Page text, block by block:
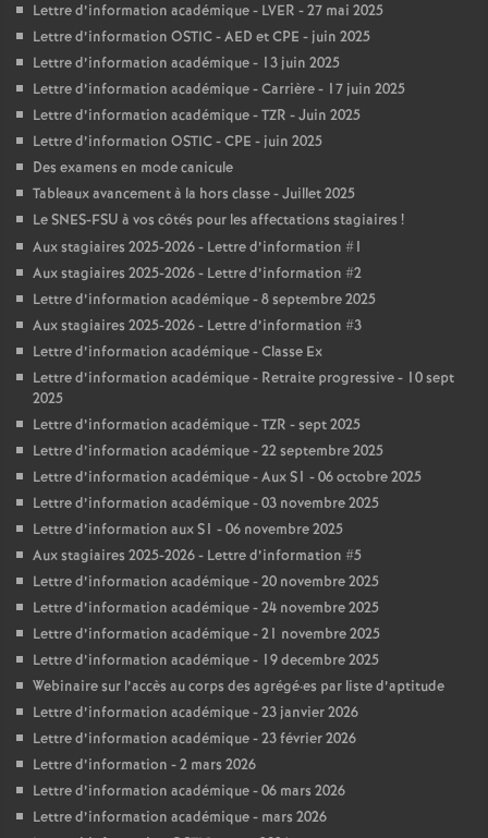
Lettre d’information académique - LVER - 27 mai 2025
Lettre d’information OSTIC - AED et CPE - juin 2025
Lettre d’information académique - 13 juin 2025
Lettre d’information académique - Carrière - 17 juin 2025
Lettre d’information académique - TZR - Juin 2025
Lettre d’information OSTIC - CPE - juin 2025
Des examens en mode canicule
Tableaux avancement à la hors classe - Juillet 2025
Le SNES-FSU à vos côtés pour les affectations stagiaires !
Aux stagiaires 2025-2026 - Lettre d’information #1
Aux stagiaires 2025-2026 - Lettre d’information #2
Lettre d’information académique - 8 septembre 2025
Aux stagiaires 2025-2026 - Lettre d’information #3
Lettre d’information académique - Classe Ex
Lettre d’information académique - Retraite progressive - 10 sept
2025
Lettre d’information académique - TZR - sept 2025
Lettre d’information académique - 22 septembre 2025
Lettre d’information académique - Aux S1 - 06 octobre 2025
Lettre d’information académique - 03 novembre 2025
Lettre d’information aux S1 - 06 novembre 2025
Aux stagiaires 2025-2026 - Lettre d’information #5
Lettre d’information académique - 20 novembre 2025
Lettre d’information académique - 24 novembre 2025
Lettre d’information académique - 21 novembre 2025
Lettre d’information académique - 19 decembre 2025
Webinaire sur l’accès au corps des agrégé·es par liste d’aptitude
Lettre d’information académique - 23 janvier 2026
Lettre d’information académique - 23 février 2026
Lettre d’information - 2 mars 2026
Lettre d’information académique - 06 mars 2026
Lettre d’information académique - mars 2026